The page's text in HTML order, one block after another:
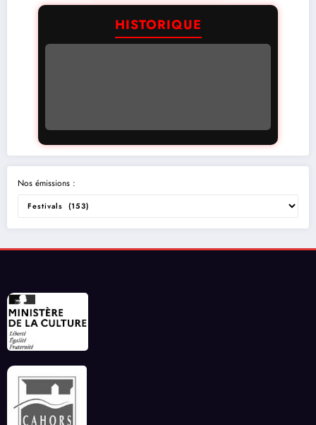
HISTORIQUE
Nos émissions :